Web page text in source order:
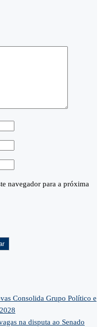
navegador para a próxima
Consolida Grupo Político e
na disputa ao Senado